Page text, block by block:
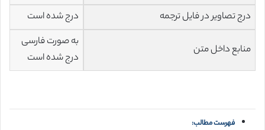
درج تصاویر در فایل ترجمه
درج شده است
منابع داخل متن
به صورت فارسی
درج شده است
فهرست مطالب: